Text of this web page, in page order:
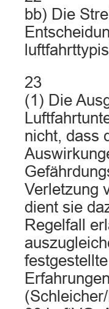
bb) Die
23
(1) Die
nicht, dass
Verletzung
dient sie
Regelfall